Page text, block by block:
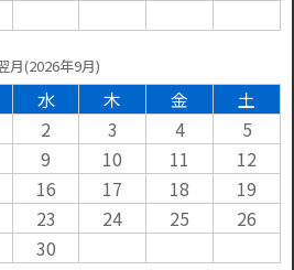
月(2026年9月)
水 木 金
土
2 3 4
5
9 10 11
12
16 17 18
19
23 24 25
26
30